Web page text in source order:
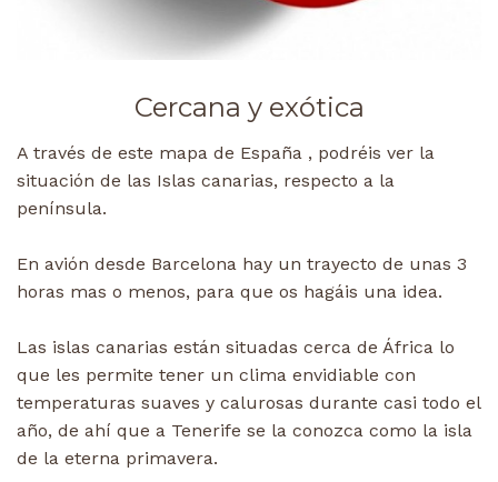
Cercana y exótica
A través de este mapa de España , podréis ver la
situación de las Islas canarias, respecto a la
península.
En avión desde Barcelona hay un trayecto de unas 3
horas mas o menos, para que os hagáis una idea.
Las islas canarias están situadas cerca de África lo
que les permite tener un clima envidiable con
temperaturas suaves y calurosas durante casi todo el
año, de ahí que a Tenerife se la conozca como la isla
de la eterna primavera.